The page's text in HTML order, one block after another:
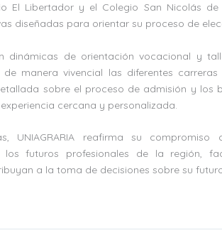
El Libertador y el Colegio San Nicolás
diseñadas para orientar su proceso de
dinámicas de orientación vocacional y
manera vivencial las diferentes carreras
sobre el proceso de admisión y los
cercana y personalizada.
UNIAGRARIA reafirma su
los futuros profesionales de la región,
a la toma de decisiones sobre su